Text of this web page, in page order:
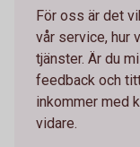
För oss är det
vår service, hur
tjänster. Är du
feedback och
inkommer med
vidare.